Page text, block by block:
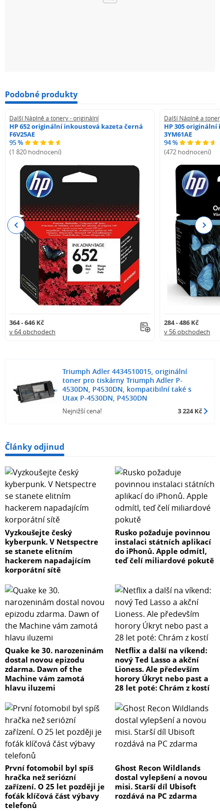
Podobné produkty
Další Náplně a tonery - originální
HP 652 originální inkoustová kazeta černá
F6V25AE
95 %
(1 820 hodnocení)
364 - 646 Kč
v 64 obchodech
Další Náplně a
HP 305
3YM61AE
94 %
(472 hodnocení)
284 - 486 Kč
v 56 obchodech
Previous Next
Triumph Adler 4434510015, originální
toner pro tiskárny Triumph Adler P-
4530DN, P4530DN, kompatibilní také s
Utax P-4530DN, P4530DN
Nejnižší cena! 3 224 Kč
Články odjinud
Vyzkoušejte český
kyberpunk. V Netspectre
se stanete elitním
hackerem napadajícím
korporátní sítě
Rusko požaduje povinnou
instalaci státních aplikací
do iPhonů. Apple odmítl,
teď čelí miliardové pokutě
Quake ke 30. narozeninám
dostal novou epizodu
zdarma. Dawn of the
Machine vám zamotá
hlavu iluzemi
Netflix a další na víkend:
nový Ted Lasso a akční
Lioness. Ale především
horory Úkryt nebo past a
28 let poté: Chrám z kostí
První fotomobil byl spíš
hračka než seriózní
zařízení. O 25 let později je
foťák klíčová část výbavy
telefonů
Ghost Recon Wildlands
dostal vylepšení a novou
misi. Starší díl Ubisoft
rozdává na PC zdarma